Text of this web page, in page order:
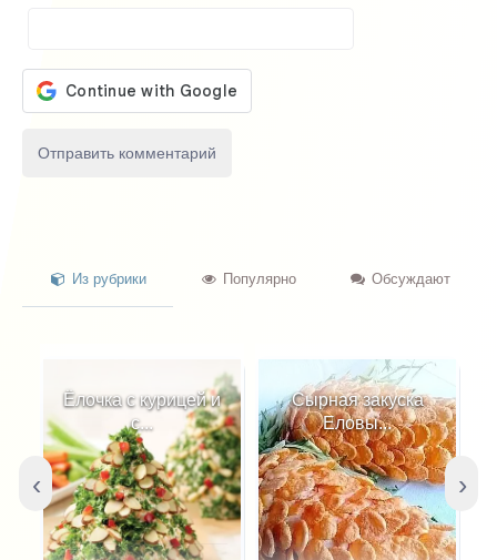
Из рубрики Популярно Обсуждают
Сырная закуска
Еловы...
Снеговики из
фарширо...
‹ ›